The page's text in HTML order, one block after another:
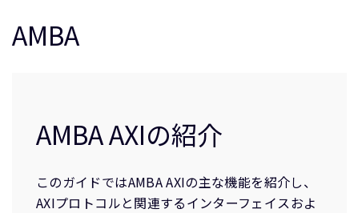
AMBA
AMBA AXIの紹介
このガイドではAMBA AXIの主な機能を紹介し、
AXIプロトコルと関連するインターフェイスおよ